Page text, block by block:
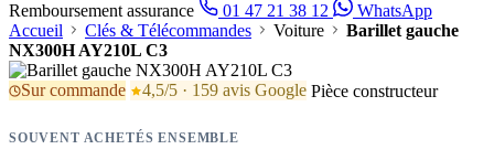
Remboursement assurance
01 47 21 38 12
WhatsApp
Accueil
Clés & Télécommandes Voiture
Barillet gauche
NX300H AY210L C3
Sur commande 4,5/5 · 159 avis Google Pièce constructeur
SOUVENT ACHETÉS ENSEMBLE